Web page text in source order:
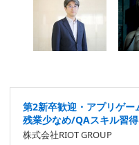
第2新卒歓迎・アプリゲ
残業少なめ/QAスキル習得
株式会社RIOT GROUP